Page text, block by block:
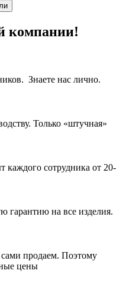
компании!
Знаете нас лично.
Только «штучная»
каждого сотрудника от 20-
на все изделия.
продаем. Поэтому
цены